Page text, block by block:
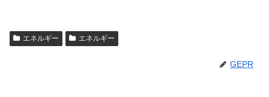
エネルギー エネルギー
GEPR